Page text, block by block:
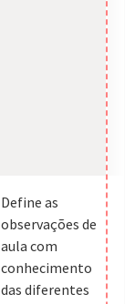
Define as
observações de
aula com
conhecimento
das diferentes